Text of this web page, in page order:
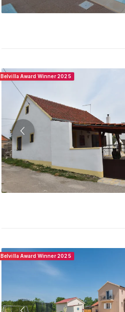
Belvilla Award Winner 2025
Belvilla Award Winner 2025